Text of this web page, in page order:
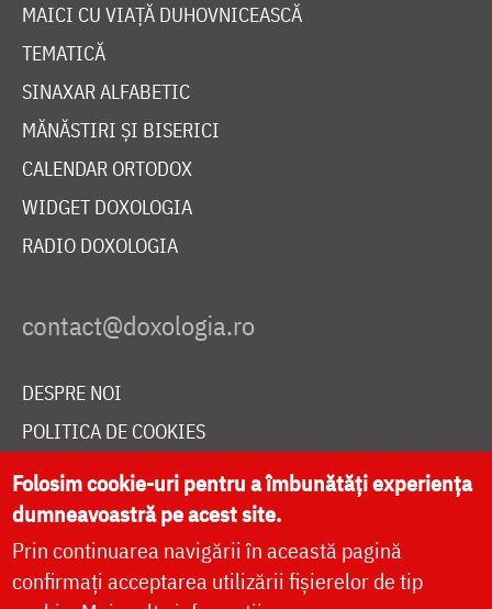
MAICI CU VIAȚĂ DUHOVNICEASCĂ
TEMATICĂ
SINAXAR ALFABETIC
MĂNĂSTIRI ȘI BISERICI
CALENDAR ORTODOX
WIDGET DOXOLOGIA
RADIO DOXOLOGIA
DESPRE NOI
POLITICA DE COOKIES
DONEAZĂ ONLINE PENTRU CATEDRALA NAȚIONALĂ
LIVE
Folosim cookie-uri pentru a îmbunătăți experiența
dumneavoastră pe acest site.
Prin continuarea navigării în această pagină
confirmați acceptarea utilizării fișierelor de tip